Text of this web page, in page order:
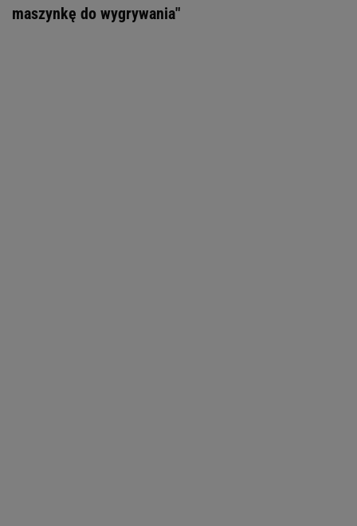
maszynkę do wygrywania"